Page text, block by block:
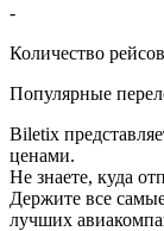
-
Количество
Популярные
Biletix
ценами.
Не знаете, куда
Держите все
лучших